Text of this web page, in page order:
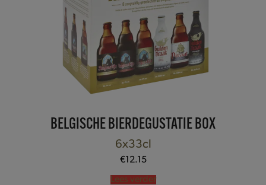
BELGISCHE BIERDEGUSTATIE BOX
6x33cl
€12.15
Lees verder